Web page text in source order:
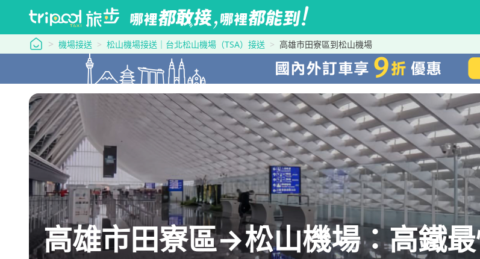
tripool 旅步
機場接送 松山機場接送｜台北松山機場（TSA）接送 高雄市田寮區到松山機場
高雄市田寮區→松山機場：高鐵